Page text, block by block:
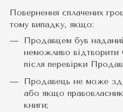
Повернення сплачених
тому випадку, якщо:
Продавцем був
неможливо
після перевірки
Продавець не може
або якщо
книги;